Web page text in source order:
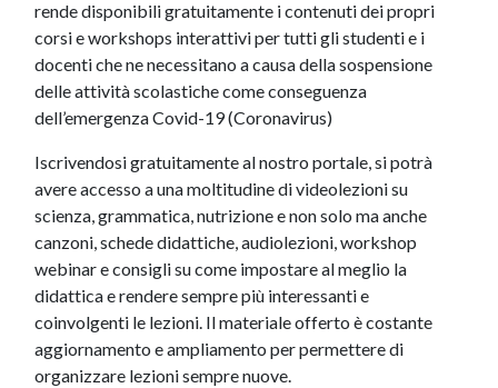
rende disponibili gratuitamente i contenuti dei propri
corsi e workshops interattivi per tutti gli studenti e i
docenti che ne necessitano a causa della sospensione
delle attività scolastiche come conseguenza
dell’emergenza Covid-19 (Coronavirus)
Iscrivendosi gratuitamente al nostro portale, si potrà
avere accesso a una moltitudine di videolezioni su
scienza, grammatica, nutrizione e non solo ma anche
canzoni, schede didattiche, audiolezioni, workshop
webinar e consigli su come impostare al meglio la
didattica e rendere sempre più interessanti e
coinvolgenti le lezioni. Il materiale offerto è costante
aggiornamento e ampliamento per permettere di
organizzare lezioni sempre nuove.